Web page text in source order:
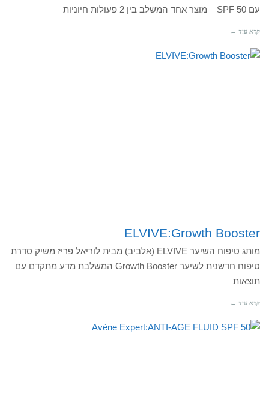
עם SPF 50 – מוצר אחד המשלב בין 2 פעולות חיוניות
קרא עוד ←
ELVIVE:Growth Booster
מותג טיפוח השיער ELVIVE (אלביב) מבית לוריאל פריז משיק סדרת
טיפוח חדשנית לשיער Growth Booster המשלבת מדע מתקדם עם
תוצאות
קרא עוד ←